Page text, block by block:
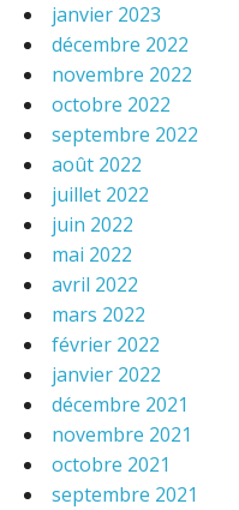
janvier 2023
décembre 2022
novembre 2022
octobre 2022
septembre 2022
août 2022
juillet 2022
juin 2022
mai 2022
avril 2022
mars 2022
février 2022
janvier 2022
décembre 2021
novembre 2021
octobre 2021
septembre 2021